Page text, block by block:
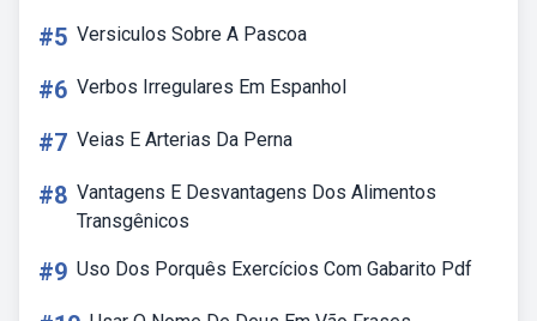
#5 Versiculos Sobre A Pascoa
#6 Verbos Irregulares Em Espanhol
#7 Veias E Arterias Da Perna
#8 Vantagens E Desvantagens Dos Alimentos
Transgênicos
#9 Uso Dos Porquês Exercícios Com Gabarito Pdf